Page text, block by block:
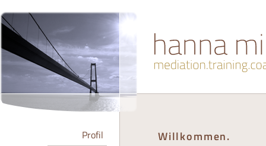
Profil
Willkommen.